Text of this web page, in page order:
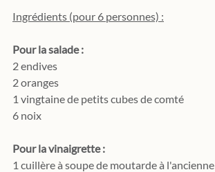
Ingrédients (pour 6 personnes) :
Pour la salade :
2 endives
2 oranges
1 vingtaine de petits cubes de comté
6 noix
Pour la vinaigrette :
1 cuillère à soupe de moutarde à l'ancienne